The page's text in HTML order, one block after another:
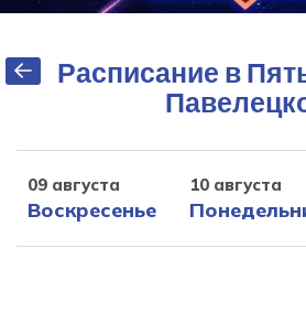
Расписание в
09 августа
Воскресенье
10 августа